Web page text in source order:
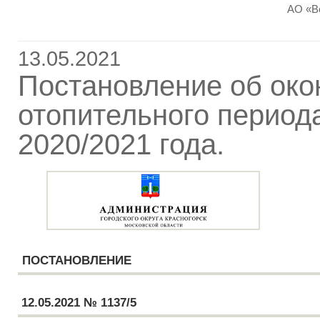
АО
13.05.2021
Постановление об
отопительного
2020/2021 года.
ПОСТАНОВЛЕНИЕ
12.05.2021 № 1137/5